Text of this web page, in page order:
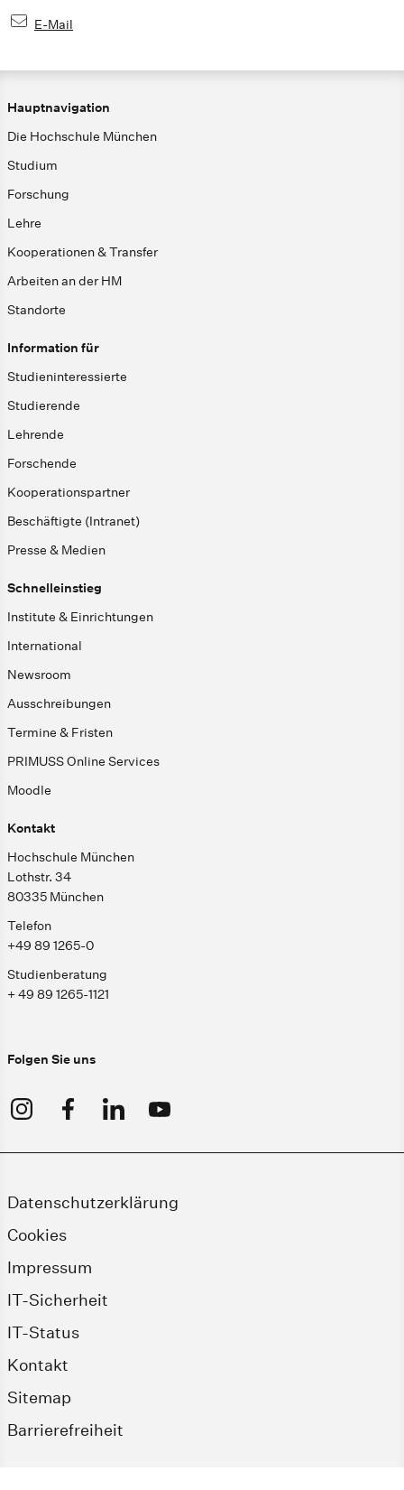
E-Mail
Hauptnavigation
Die Hochschule München
Studium
Forschung
Lehre
Kooperationen & Transfer
Arbeiten an der HM
Standorte
Information für
Studieninteressierte
Studierende
Lehrende
Forschende
Kooperationspartner
Beschäftigte (Intranet)
Presse & Medien
Schnelleinstieg
Institute & Einrichtungen
International
Newsroom
Ausschreibungen
Termine & Fristen
PRIMUSS Online Services
Moodle
Kontakt
Hochschule München
Lothstr. 34
80335 München
Telefon
+49 89 1265-0
Studienberatung
+ 49 89 1265-1121
Folgen Sie uns
Datenschutzerklärung
Cookies
Impressum
IT-Sicherheit
IT-Status
Kontakt
Sitemap
Barrierefreiheit